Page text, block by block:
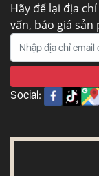
Hãy để lại địa
vấn, báo giá sản
Social: